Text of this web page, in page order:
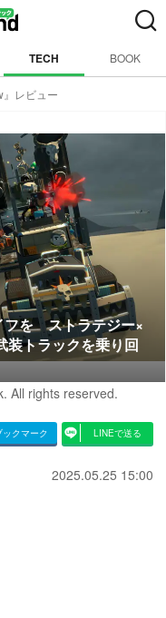
TECH BOOK
』レビュー
フを ストラテジー×
トラックを乗り回
All rights reserved.
ックマーク LINEで送る
2025.05.25 15:00